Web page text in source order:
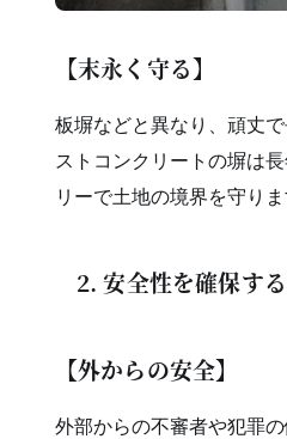
【末永く守る】
板塀などと異なり、頑丈
ストコンクリートの塀は
リーで土地の境界を守りま
2. 安全性を確保する
【外からの安全】
外部からの不審者や犯罪